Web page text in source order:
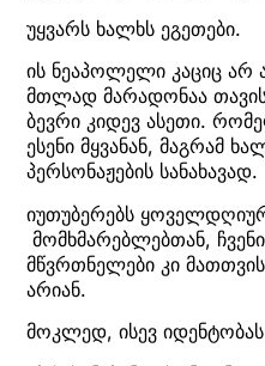
უყვარს ხალხს ეგეთები.
ის ნეაპოლელი კაციც არ
მთლად მარადონაა
ბევრი კიდევ ასეთი.
ესენი მყვანან, მაგრამ
პერსონაჟების სანახავად.
იუთუბერებს
მომხმარებლებთან,
მწვრთნელები კი
არიან.
მოკლედ, ისევ იდენტობას